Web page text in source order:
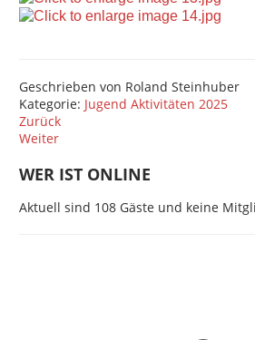
Geschrieben von Roland Steinhuber
Kategorie: Jugend Aktivitäten 2025
Zurück
Weiter
WER IST ONLINE
Aktuell sind 108 Gäste und keine